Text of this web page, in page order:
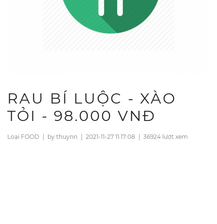
RAU BÍ LUỘC - XÀO
TỎI - 98.000 VNĐ
Loại FOOD | by thuynn | 2021-11-27 11:17:08 | 36924 lượt xem